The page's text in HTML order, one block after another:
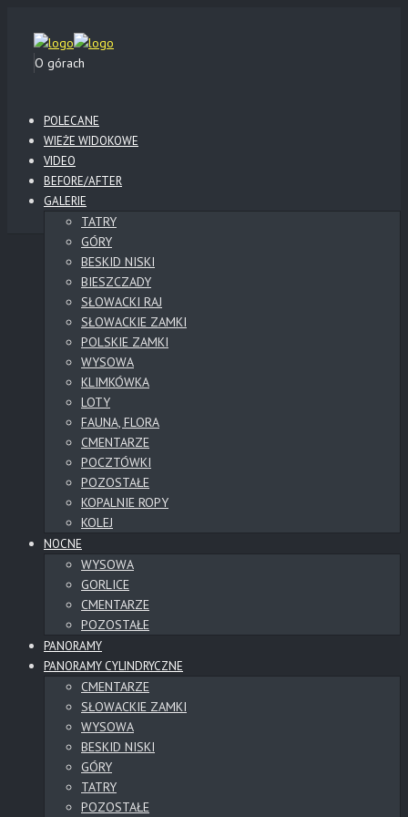
O górach
POLECANE
WIEŻE WIDOKOWE
VIDEO
BEFORE/AFTER
GALERIE
TATRY
GÓRY
BESKID NISKI
BIESZCZADY
SŁOWACKI RAJ
SŁOWACKIE ZAMKI
POLSKIE ZAMKI
WYSOWA
KLIMKÓWKA
LOTY
FAUNA, FLORA
CMENTARZE
POCZTÓWKI
POZOSTAŁE
KOPALNIE ROPY
KOLEJ
NOCNE
WYSOWA
GORLICE
CMENTARZE
POZOSTAŁE
PANORAMY
PANORAMY CYLINDRYCZNE
CMENTARZE
SŁOWACKIE ZAMKI
WYSOWA
BESKID NISKI
GÓRY
TATRY
POZOSTAŁE